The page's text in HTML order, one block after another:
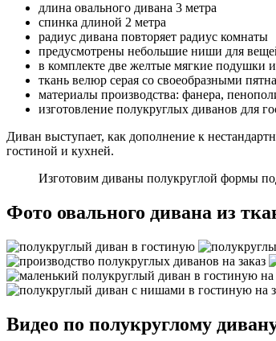
длина овального дивана 3 метра
спинка длиной 2 метра
радиус дивана повторяет радиус комнаты
предусмотрены небольшие ниши для
в комплекте две желтые мягкие подушки
ткань велюр серая со своеобразными
материалы производства: фанера,
изготовление полукруглых диванов для
Диван выступает, как дополнение к
гостиной и кухней.
Изготовим диваны полукруглой формы
Фото овального дивана из
Видео по полукруглому